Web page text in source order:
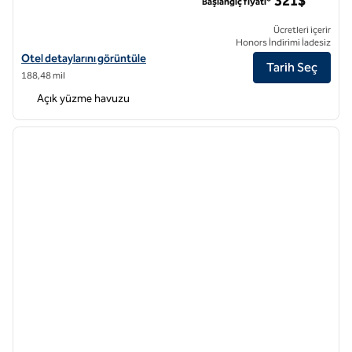
Hilton Grand Vacations Club Hokulani Waikiki Honolulu için otel
Otel detaylarını görüntüle
188,48 mil
Ücretleri içerir
Honors İndirimi İadesiz
Tarih Seç
Açık yüzme havuzu
1 / 12